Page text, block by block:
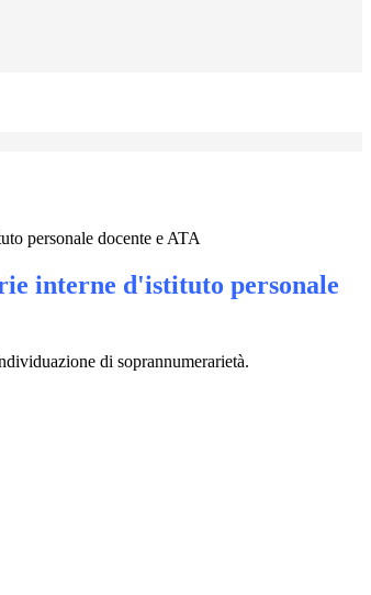
personale docente e ATA
interne d'istituto personale
di soprannumerarietà.